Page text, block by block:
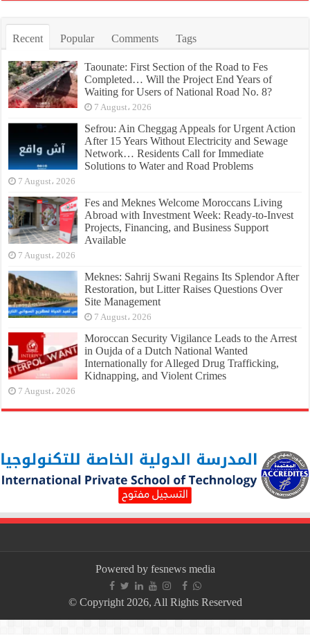
Recent Popular Comments Tags
Taounate: First Section of the Road to Fes
Completed… Will the Project End Years of
Waiting for Users of National Road No. 8?
7 August، 2026
Sefrou: Ain Cheggag Appeals for Urgent Action
After 15 Years Without Electricity and Sewage
Network… Residents Call for Immediate
Solutions to Water and Road Problems
7 August، 2026
Fes and Meknes Welcome Moroccans Living
Abroad with Investment Week: Ready-to-Invest
Projects, Financing, and Business Support
Available
7 August، 2026
Meknes: Sahrij Swani Regains Its Splendor After
Restoration, but Litter Raises Questions Over
Site Management
7 August، 2026
Moroccan Security Vigilance Leads to the Arrest
in Oujda of a Dutch National Wanted
Internationally for Alleged Drug Trafficking,
Kidnapping, and Violent Crimes
7 August، 2026
Powered by fesnews media
© Copyright 2026, All Rights Reserved